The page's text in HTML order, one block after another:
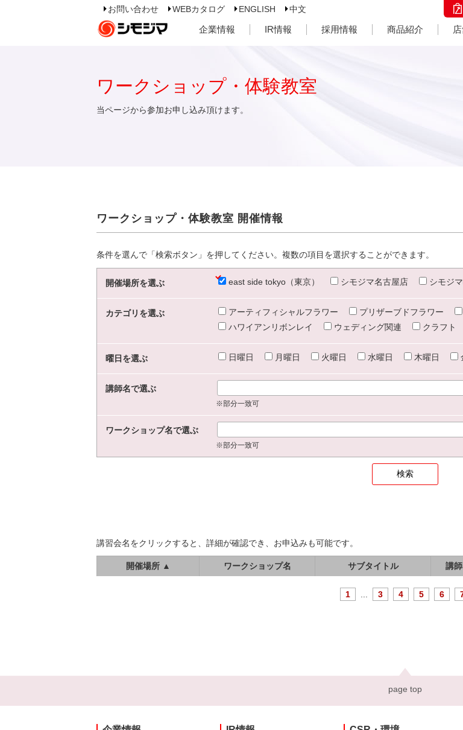
お問い合わせ WEBカタログ ENGLISH 中文
企業情報 IR情報 採用情報 商品紹介
ワークショップ・体験教室
当ページから参加お申し込み頂けます。
ワークショップ・体験教室 開催情報
条件を選んで「検索ボタン」を押してください。複数の項目を選択することができます。
開催場所を選ぶ east side tokyo（東京） シモジマ名古屋店 シモジ
カテゴリを選ぶ アーティフィシャルフラワー プリザーブドフラワー
ハワイアンリボンレイ
ウェディング関連 クラフト
曜日を選ぶ 日曜日 月曜日 火曜日 水曜日 木曜日
講師名で選ぶ
※部分一致可
ワークショップ名で選ぶ
※部分一致可
講習会名をクリックすると、詳細が確認でき、お申込みも可能です。
開催場所 ▲ ワークショップ名 サブタイトル 講
1 3 4 5 6
page top